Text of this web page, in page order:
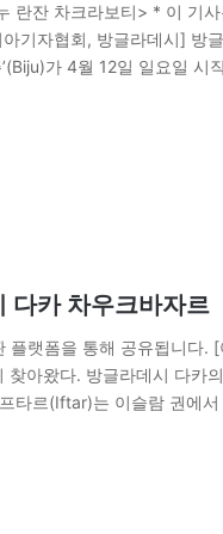
란잔 차크라보티> * 이 기
기자협회, 방글라데시] 방
가 4월 12일 일요일 시
다카 차우크바자르
랫폼을 통해 공유됩니다.
아왔다. 방글라데시 다카
타르(Iftar)는 이슬람 권에